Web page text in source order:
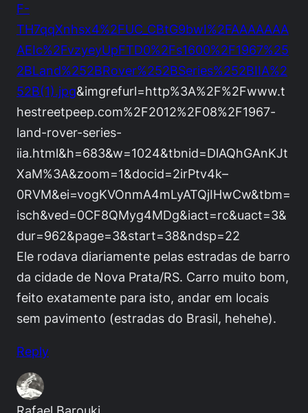
F-
TH7qqXnhsx4%2FUC_CBtG9bwI%2FAAAAAAA
AEIc%2FvzyeyUpFTD0%2Fs1600%2F1967%25
2BLand%252BRover%252BSeries%252BIIA%2
52B(1).jpg&imgrefurl=http%3A%2F%2Fwww.t
hestreetpeep.com%2F2012%2F08%2F1967-
land-rover-series-
iia.html&h=683&w=1024&tbnid=DlAQhGAnKJt
XaM%3A&zoom=1&docid=2irPtv4k–
0RVM&ei=vogKVOnmA4mLyATQjIHwCw&tbm=
isch&ved=0CF8QMyg4MDg&iact=rc&uact=3&
dur=962&page=3&start=38&ndsp=22
Ele rodava diariamente pelas estradas de barro
da cidade de Nova Prata/RS. Carro muito bom,
feito exatamente para isto, andar em locais
sem pavimento (estradas do Brasil, hehehe).
Reply